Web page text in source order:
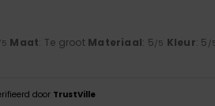
Maat: Te groot Materiaal: 5/5 Kleur: 5 /
door TrustVille